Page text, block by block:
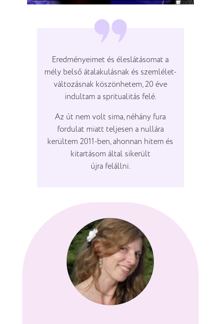
Eredményeimet és éleslátásomat a
mély belső átalakulásnak és szemlélet-
változásnak köszönhetem, 20 éve
indultam a spritualitás felé.
Az út nem volt sima, néhány fura
fordulat miatt teljesen a nullára
kerültem 2011-ben, ahonnan hitem és
kitartásom által sikerült
újra felállni.